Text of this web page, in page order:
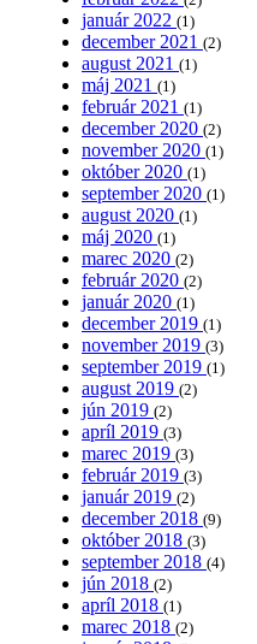
január 2022 (1)
december 2021 (2)
august 2021 (1)
máj 2021 (1)
február 2021 (1)
december 2020 (2)
november 2020 (1)
október 2020 (1)
september 2020 (1)
august 2020 (1)
máj 2020 (1)
marec 2020 (2)
február 2020 (2)
január 2020 (1)
december 2019 (1)
november 2019 (3)
september 2019 (1)
august 2019 (2)
jún 2019 (2)
apríl 2019 (3)
marec 2019 (3)
február 2019 (3)
január 2019 (2)
december 2018 (9)
október 2018 (3)
september 2018 (4)
jún 2018 (2)
apríl 2018 (1)
marec 2018 (2)